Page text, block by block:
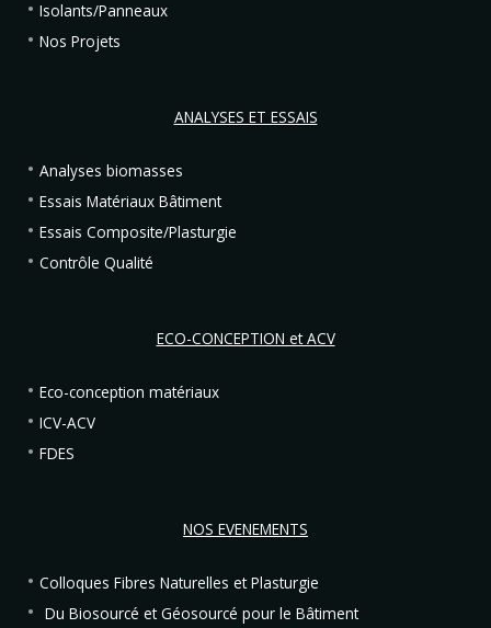
Isolants/Panneaux
Nos Projets
ANALYSES ET ESSAIS
Analyses biomasses
Essais Matériaux Bâtiment
Essais Composite/Plasturgie
Contrôle Qualité
ECO-CONCEPTION et ACV
Eco-conception matériaux
ICV-ACV
FDES
NOS EVENEMENTS
Colloques Fibres Naturelles et Plasturgie
Du Biosourcé et Géosourcé pour le Bâtiment